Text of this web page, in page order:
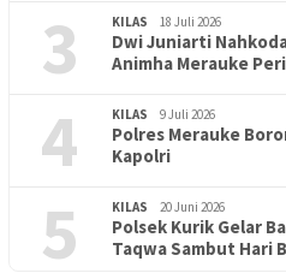
3 KILAS 18 Juli 2026
Dwi Juniarti
Animha Merauke
4 KILAS 9 Juli 2026
Polres Merauke
Kapolri
5 KILAS 20 Juni 2026
Polsek Kurik Gelar
Taqwa Sambut Hari
PENDIDIKAN 18 Juni 2026
Lepas Puluhan Peserta Didik,